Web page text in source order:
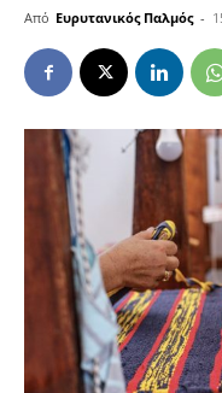
Από Ευρυτανικός Παλμός -